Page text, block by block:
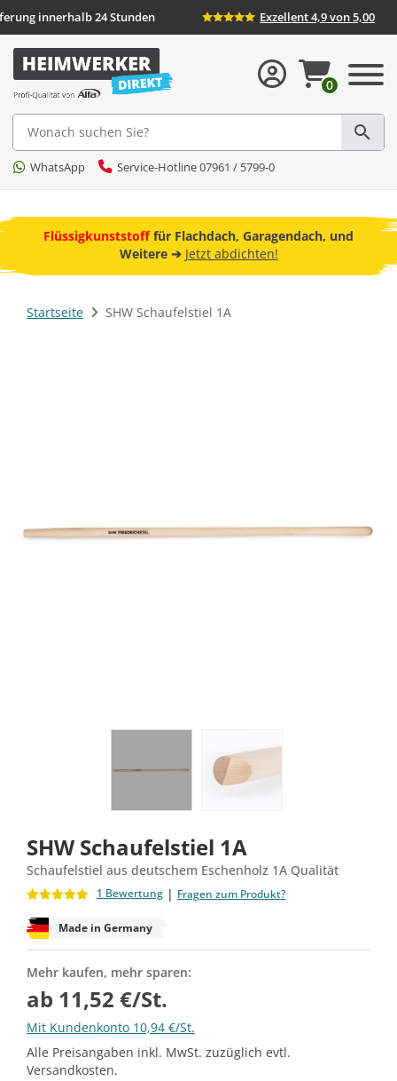
innerhalb 24 Stunden Exzellent 4,9 von 5,00
Suche
WhatsApp Service-Hotline 07961 / 5799-0
0
Flüssigkunststofffür Flachdach, Garagendach, und
Weitere ➔ Jetzt abdichten!
Startseite SHW Schaufelstiel 1A
SHW Schaufelstiel 1A
Schaufelstiel aus deutschem Eschenholz 1A Qualität
1 Bewertung | Fragen zum Produkt?
Made in Germany
Mehr kaufen, mehr sparen:
ab 11,52 €/St.
Mit Kundenkonto 10,94 €/St.
Alle Preisangaben inkl. MwSt. zuzüglich evtl.
Versandkosten.